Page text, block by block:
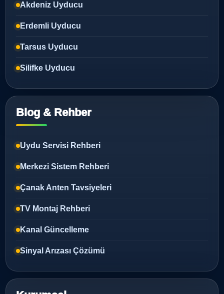
Akdeniz Uyducu
Erdemli Uyducu
Tarsus Uyducu
Silifke Uyducu
Blog & Rehber
Uydu Servisi Rehberi
Merkezi Sistem Rehberi
Çanak Anten Tavsiyeleri
TV Montaj Rehberi
Kanal Güncelleme
Sinyal Arızası Çözümü